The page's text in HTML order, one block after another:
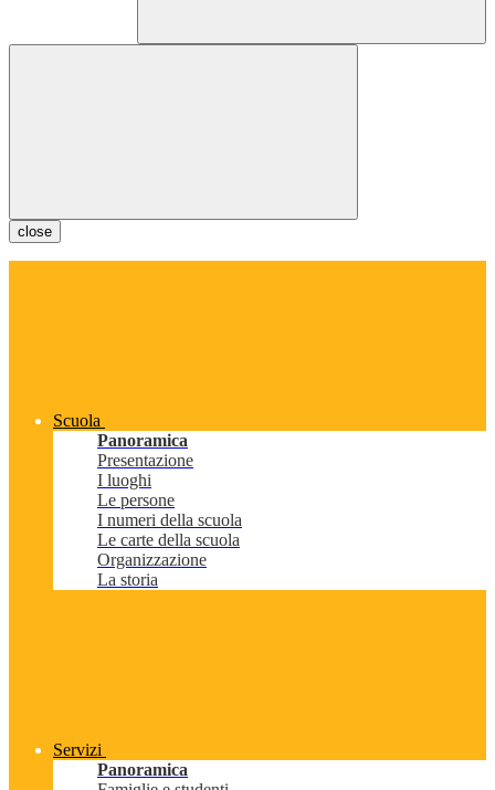
close
Scuola
Panoramica
Presentazione
I luoghi
Le persone
I numeri della scuola
Le carte della scuola
Organizzazione
La storia
Servizi
Panoramica